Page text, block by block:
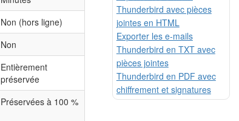
Non (hors ligne)
Non
Entièrement
préservée
Préservées à 100 %
Thunderbird avec pièces
jointes en HTML
Exporter les e-mails
Thunderbird en TXT avec
pièces jointes
Thunderbird en PDF avec
chiffrement et signatures